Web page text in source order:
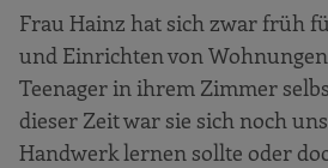
Frau Hainz hat sich zwar früh
und Einrichten von
Teenager in ihrem Zimmer
dieser Zeit war sie sich noch
Handwerk lernen sollte oder